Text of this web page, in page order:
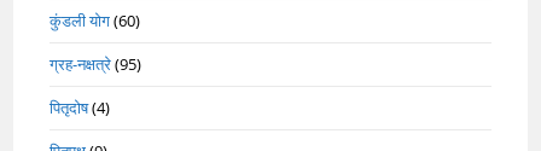
कुंडली योग(60)
ग्रह-नक्षत्रे(95)
पितृदोष(4)